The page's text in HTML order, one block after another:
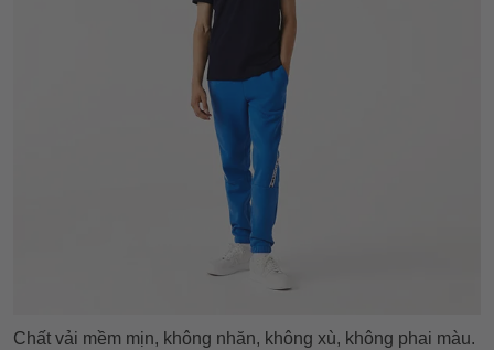
Chất vải mềm mịn, không nhăn, không xù, không phai màu.